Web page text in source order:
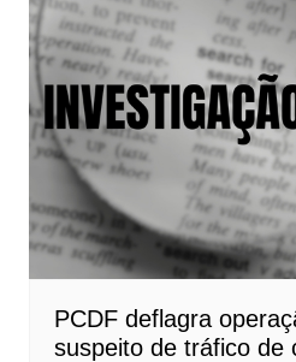
PCDF deflagra
suspeito de tráfico de